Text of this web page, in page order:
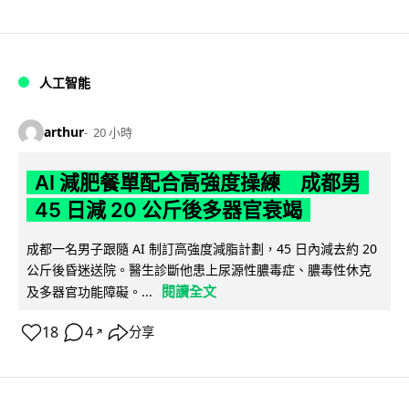
人工智能
arthur 20 小時
AI 減肥餐單配合高強度操練 成都男
45 日減 20 公斤後多器官衰竭
成都一名男子跟隨 AI 制訂高強度減脂計劃，45 日內減去約 20
公斤後昏迷送院。醫生診斷他患上尿源性膿毒症、膿毒性休克
及多器官功能障礙。...
閱讀全文
18 4 ↗ 分享